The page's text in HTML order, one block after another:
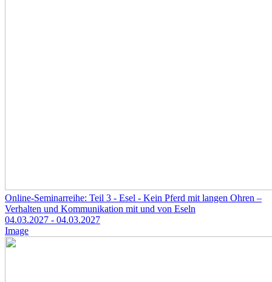
Online-Seminarreihe: Teil 3 - Esel - Kein Pferd mit langen Ohren –
Verhalten und Kommunikation mit und von Eseln
04.03.2027 - 04.03.2027
Image